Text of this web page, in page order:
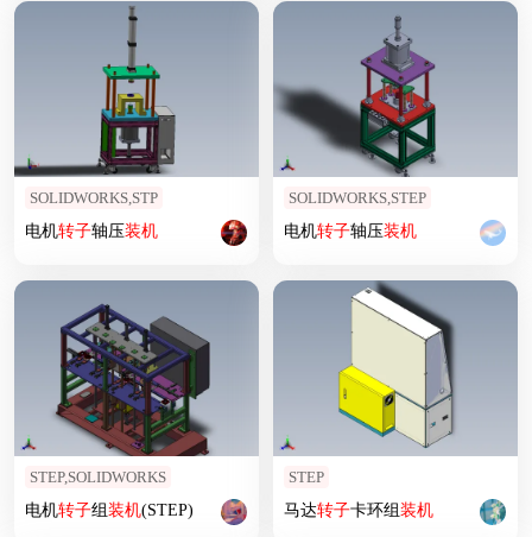
SOLIDWORKS,STP
电机转子轴压装机
SOLIDWORKS,STEP
电机转子轴压装机
STEP,SOLIDWORKS
电机转子组装机(STEP)
STEP
马达转子卡环组装机